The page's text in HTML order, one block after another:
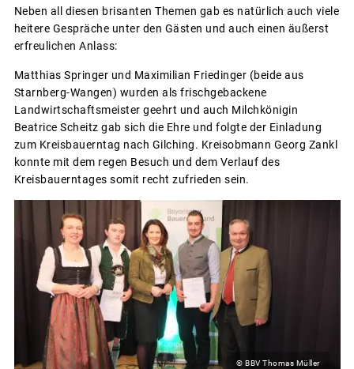
Neben all diesen brisanten Themen gab es natürlich auch viele
heitere Gespräche unter den Gästen und auch einen äußerst
erfreulichen Anlass:
Matthias Springer und Maximilian Friedinger (beide aus
Starnberg-Wangen) wurden als frischgebackene
Landwirtschaftsmeister geehrt und auch Milchkönigin
Beatrice Scheitz gab sich die Ehre und folgte der Einladung
zum Kreisbauerntag nach Gilching. Kreisobmann Georg Zankl
konnte mit dem regen Besuch und dem Verlauf des
Kreisbauerntages somit recht zufrieden sein.
© BBV Thomas Müller